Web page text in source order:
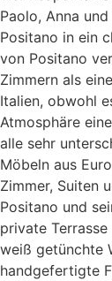
Paolo, Anna
Positano in ein
von Positano
Zimmern als
Italien, obwohl
Atmosphäre
alle sehr
Möbeln aus
Zimmer, Suiten
Positano und
private
weiß getünchte
handgefertigte